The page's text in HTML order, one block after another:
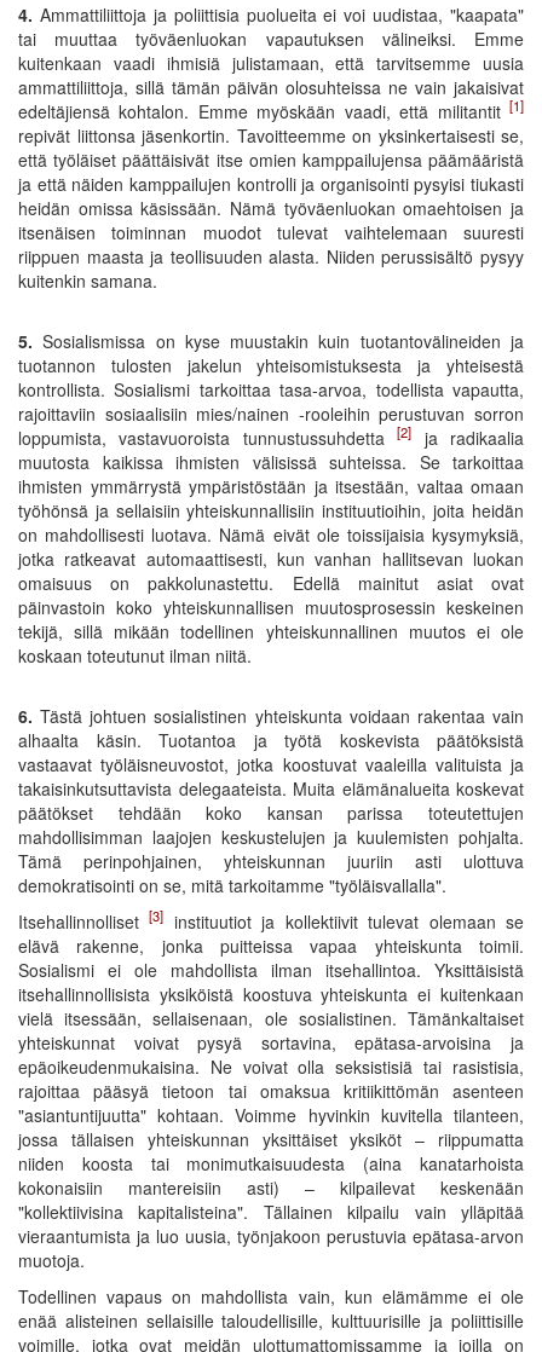
4. Ammattiliittoja ja poliittisia puolueita ei voi uudistaa, "kaapata"
tai muuttaa työväenluokan vapautuksen välineiksi. Emme
kuitenkaan vaadi ihmisiä julistamaan, että tarvitsemme uusia
ammattiliittoja, sillä tämän päivän olosuhteissa ne vain jakaisivat
edeltäjiensä kohtalon. Emme myöskään vaadi, että militantit [1]
repivät liittonsa jäsenkortin. Tavoitteemme on yksinkertaisesti se,
että työläiset päättäisivät itse omien kamppailujensa päämääristä
ja että näiden kamppailujen kontrolli ja organisointi pysyisi tiukasti
heidän omissa käsissään. Nämä työväenluokan omaehtoisen ja
itsenäisen toiminnan muodot tulevat vaihtelemaan suuresti
riippuen maasta ja teollisuuden alasta. Niiden perussisältö pysyy
kuitenkin samana.
5. Sosialismissa on kyse muustakin kuin tuotantovälineiden ja
tuotannon tulosten jakelun yhteisomistuksesta ja yhteisestä
kontrollista. Sosialismi tarkoittaa tasa-arvoa, todellista vapautta,
rajoittaviin sosiaalisiin mies/nainen -rooleihin perustuvan sorron
loppumista, vastavuoroista tunnustussuhdetta[2]
ja radikaalia
muutosta kaikissa ihmisten välisissä suhteissa. Se tarkoittaa
ihmisten ymmärrystä ympäristöstään ja itsestään, valtaa omaan
työhönsä ja sellaisiin yhteiskunnallisiin instituutioihin, joita heidän
on mahdollisesti luotava. Nämä eivät ole toissijaisia kysymyksiä,
jotka ratkeavat automaattisesti, kun vanhan hallitsevan luokan
omaisuus on pakkolunastettu. Edellä mainitut asiat ovat
päinvastoin koko yhteiskunnallisen muutosprosessin keskeinen
tekijä, sillä mikään todellinen yhteiskunnallinen muutos ei ole
koskaan toteutunut ilman niitä.
6. Tästä johtuen sosialistinen yhteiskunta voidaan rakentaa vain
alhaalta käsin. Tuotantoa ja työtä koskevista päätöksistä
vastaavat työläisneuvostot, jotka koostuvat vaaleilla valituista ja
takaisinkutsuttavista delegaateista. Muita elämänalueita koskevat
päätökset tehdään koko kansan parissa toteutettujen
mahdollisimman laajojen keskustelujen ja kuulemisten pohjalta.
Tämä perinpohjainen, yhteiskunnan juuriin asti ulottuva
demokratisointi on se, mitä tarkoitamme "työläisvallalla".
Itsehallinnolliset[3] instituutiot ja kollektiivit tulevat olemaan se
elävä rakenne, jonka puitteissa vapaa yhteiskunta toimii.
Sosialismi ei ole mahdollista ilman itsehallintoa. Yksittäisistä
itsehallinnollisista yksiköistä koostuva yhteiskunta ei kuitenkaan
vielä itsessään, sellaisenaan, ole sosialistinen. Tämänkaltaiset
yhteiskunnat voivat pysyä sortavina, epätasa-arvoisina ja
epäoikeudenmukaisina. Ne voivat olla seksistisiä tai rasistisia,
rajoittaa pääsyä tietoon tai omaksua kritiikittömän asenteen
"asiantuntijuutta" kohtaan. Voimme hyvinkin kuvitella tilanteen,
jossa tällaisen yhteiskunnan yksittäiset yksiköt – riippumatta
niiden koosta tai monimutkaisuudesta (aina kanatarhoista
kokonaisiin mantereisiin asti) – kilpailevat keskenään
"kollektiivisina kapitalisteina". Tällainen kilpailu vain ylläpitää
vieraantumista ja luo uusia, työnjakoon perustuvia epätasa-arvon
muotoja.
Todellinen vapaus on mahdollista vain, kun elämämme ei ole
enää alisteinen sellaisille taloudellisille, kulttuurisille ja poliittisille
voimille, jotka ovat meidän ulottumattomissamme ja joilla on